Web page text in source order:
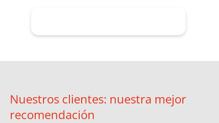
Nuestros clientes: nuestra mejor
recomendación